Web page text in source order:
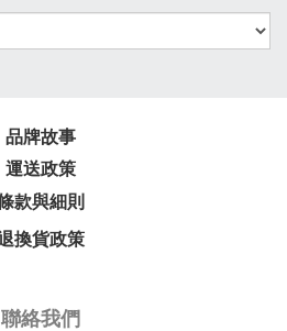
品牌故事
運送政策
款與細則
換貨政策
聯絡我們